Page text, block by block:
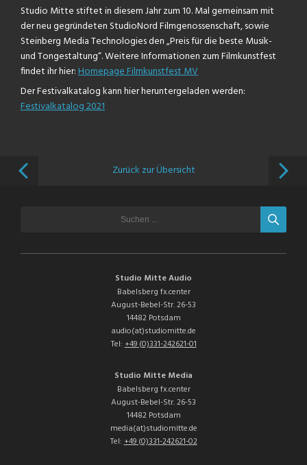
Studio Mitte stiftet in diesem Jahr zum 10. Mal gemeinsam mit
der neu gegründeten StudioNord Filmgenossenschaft, sowie
Steinberg Media Technologies den „Preis für die beste Musik-
und Tongestaltung“. Weitere Informationen zum Filmkunstfest
findet ihr hier:Homepage Filmkunstfest MV
Der Festivalkatalog kann hier heruntergeladen werden:
Festivalkatalog 2021
Zurück zur Übersicht
Studio Mitte Audio
Babelsberg fx.center
August-Bebel-Str. 26-53
14482 Potsdam
audio(at)studiomitte.de
Tel:+49 (0)331-242621-01
Studio Mitte Media
Babelsberg fx.center
August-Bebel-Str. 26-53
14482 Potsdam
media(at)studiomitte.de
Tel:+49 (0)331-242621-02